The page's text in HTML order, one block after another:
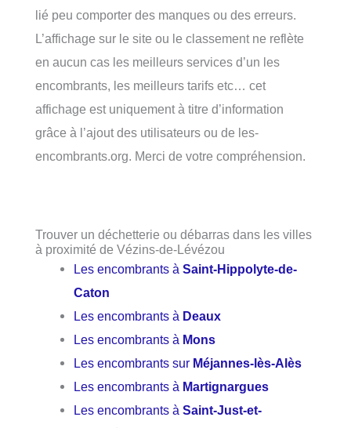
lié peu comporter des manques ou des erreurs.
L’affichage sur le site ou le classement ne reflète
en aucun cas les meilleurs services d’un les
encombrants, les meilleurs tarifs etc… cet
affichage est uniquement à titre d’information
grâce à l’ajout des utilisateurs ou de les-
encombrants.org. Merci de votre compréhension.
Trouver un déchetterie ou débarras dans les villes
à proximité de Vézins-de-Lévézou
Les encombrants àSaint-Hippolyte-de-
Caton
Les encombrants à Deaux
Les encombrants à Mons
Les encombrants sur Méjannes-lès-Alès
Les encombrants à Martignargues
Les encombrants àSaint-Just-et-